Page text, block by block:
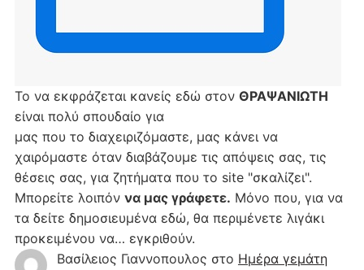
Το να εκφράζεται κανείς εδώ στον ΘΡΑΨΑΝΙΩΤΗ
είναι πολύ σπουδαίο για
μας που το διαχειριζόμαστε, μας κάνει να
χαιρόμαστε όταν διαβάζουμε τις απόψεις σας, τις
θέσεις σας, για ζητήματα που το site "σκαλίζει".
Μπορείτε λοιπόν να μας γράφετε. Μόνο που, για να
τα δείτε δημοσιευμένα εδώ, θα περιμένετε λιγάκι
προκειμένου να… εγκριθούν.
Βασίλειος Γιαννοπουλος στο Hμέρα γεμάτη